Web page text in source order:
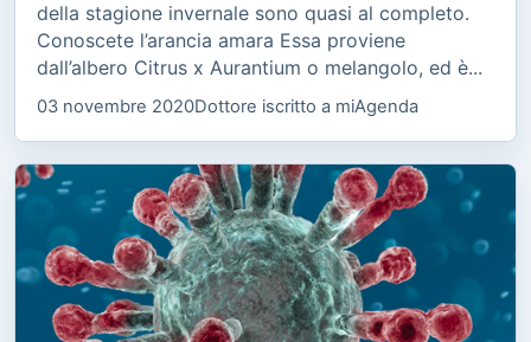
della stagione invernale sono quasi al completo.
Conoscete l’arancia amara Essa proviene
dall’albero Citrus x Aurantium o melangolo, ed è...
03 novembre 2020Dottore iscritto a miAgenda